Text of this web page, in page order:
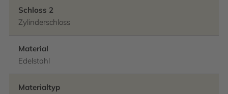
Schloss 2
Zylinderschloss
Material
Edelstahl
Materialtyp